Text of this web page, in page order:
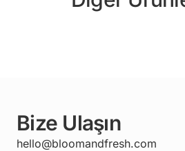
Bize Ulaşın
hello@bloomandfresh.com